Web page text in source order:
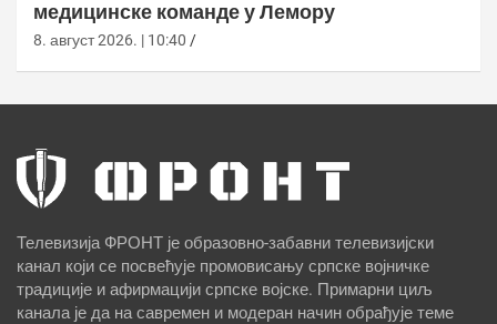
медицинске команде у Лемору
8. август 2026. | 10:40
Телевизија ФРОНТ је образовно-забавни телевизијски
канал који се посвећује промовисању српске војничке
традиције и афирмацији српске војске. Примарни циљ
канала је да на савремен и модеран начин обрађује теме